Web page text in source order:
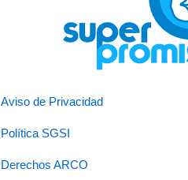
Aviso de Privacidad
Política SGSI
Derechos ARCO